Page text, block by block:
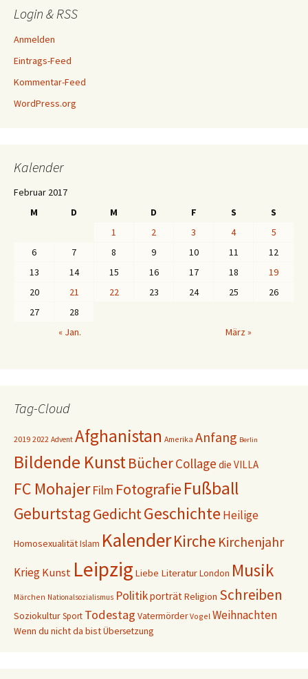
Login & RSS
Anmelden
Eintrags-Feed
Kommentar-Feed
WordPress.org
Kalender
Februar 2017
M
D M D F S
S
1
2 3 4
5
6
7 8 9 10 11
12
13
14 15 16 17 18
19
20
21 22 23 24 25
26
27
28
« Jan.
März »
Tag-Cloud
2019 2022 Advent Afghanistan Amerika Anfang Berlin
Bildende KunstBücherCollage die VILLA
FC Mohajer Film Fotografie Fußball
GeburtstagGedichtGeschichte Heilige
HomosexualitätIslam KalenderKirche Kirchenjahr
Krieg Kunst Leipzig Liebe LiteraturLondon Musik
Märchen Nationalsozialismus PolitikporträtReligion Schreiben
SoziokulturSport Todestag Vatermörder Vogel Weihnachten
Wenn du nicht da bistÜbersetzung